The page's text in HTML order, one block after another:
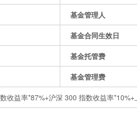
基金管理人
基金合同生效日
基金托管费
基金管理费
收益率*87%+沪深 300 指数收益率